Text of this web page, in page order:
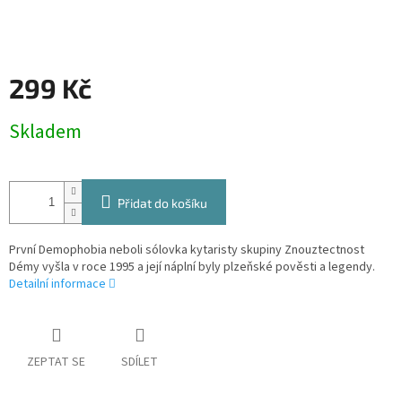
299 Kč
cena:
Skladem
Přidat do košíku
První Demophobia neboli sólovka kytaristy skupiny Znouztectnost
Démy vyšla v roce 1995 a její náplní byly plzeňské pověsti a legendy.
Detailní informace
ZEPTAT SE SDÍLET